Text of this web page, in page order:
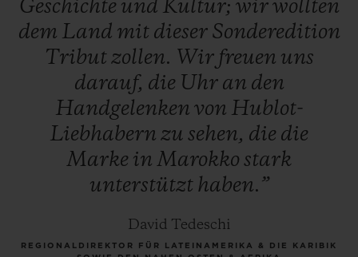
Geschichte und Kultur; wirwollten
dem Land mit dieser Sonderedition
Tributzollen. Wir freuen uns
darauf, die Uhr an den
Handgelenken von Hublot-
Liebhabern zu sehen, die die
Marke in Marokko stark
unterstützt haben.”
David Tedeschi
REGIONALDIREKTOR FÜR LATEINAMERIKA & DIE KARIBIK